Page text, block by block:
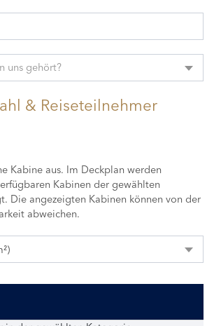
uns gehört?
& Reiseteilnehmer
Kabine aus. Im Deckplan werden
Kabinen der gewählten
Die angezeigten Kabinen können von der
abweichen.